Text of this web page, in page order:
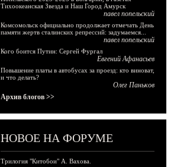
Тихоокеанская Звезда и Наш Город Амурск
павел попельский
Комсомольск официально продолжает отмечать День
памяти жертв сталинских репрессий: задумаемся...
павел попельский
Кого боится Путин: Сергей Фургал
Евгений Афанасьев
Повышение платы в автобусах за проезд: кто виноват,
и что делать?
Олег Паньков
Архив блогов >>
НОВОЕ НА ФОРУМЕ
Трилогия "Китобои" А. Вахова.